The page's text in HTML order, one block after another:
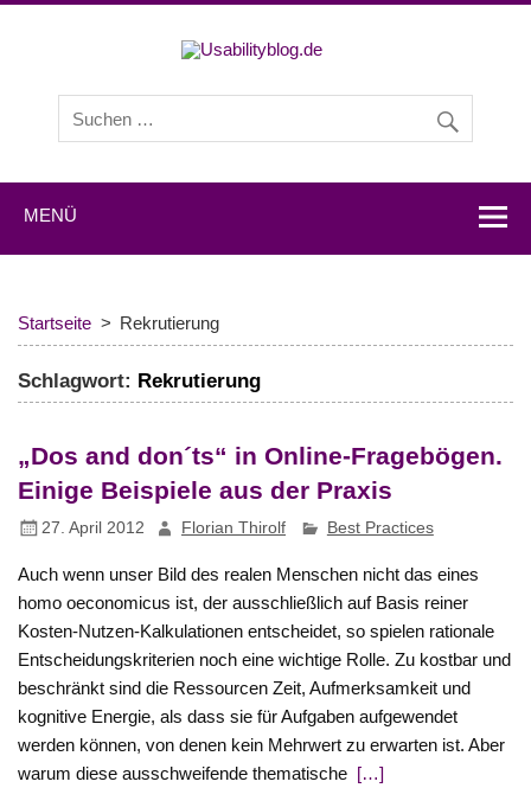
Experten zu den Themen Usability und User Experience.
MENÜ
Startseite Rekrutierung
Schlagwort: Rekrutierung
„Dos and don´ts“ in Online-Fragebögen.
Einige Beispiele aus der Praxis
27. April 2012 Florian Thirolf Best Practices
Auch wenn unser Bild des realen Menschen nicht das eines
homo oeconomicus ist, der ausschließlich auf Basis reiner
Kosten-Nutzen-Kalkulationen entscheidet, so spielen rationale
Entscheidungskriterien noch eine wichtige Rolle. Zu kostbar und
beschränkt sind die Ressourcen Zeit, Aufmerksamkeit und
kognitive Energie, als dass sie für Aufgaben aufgewendet
werden können, von denen kein Mehrwert zu erwarten ist. Aber
warum diese ausschweifende thematische […]